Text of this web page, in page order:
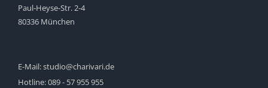
Paul-Heyse-Str. 2-4
80336 München
E-Mail:studio@charivari.de
Hotline:089 - 57 955 955